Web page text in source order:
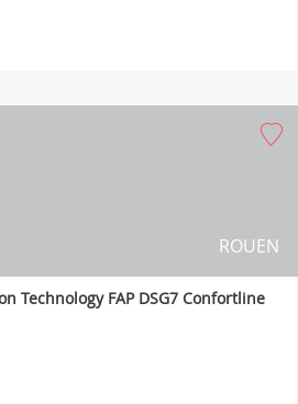
ROUEN
Technology FAP DSG7 Confortline